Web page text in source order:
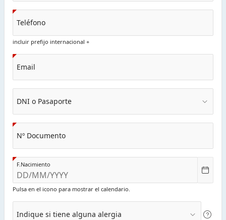
Teléfono
incluir prefijo internacional +
Email
DNI o Pasaporte
Nº Documento
F.Nacimiento
Pulsa en el icono para mostrar el calendario.
Indique si tiene alguna alergia